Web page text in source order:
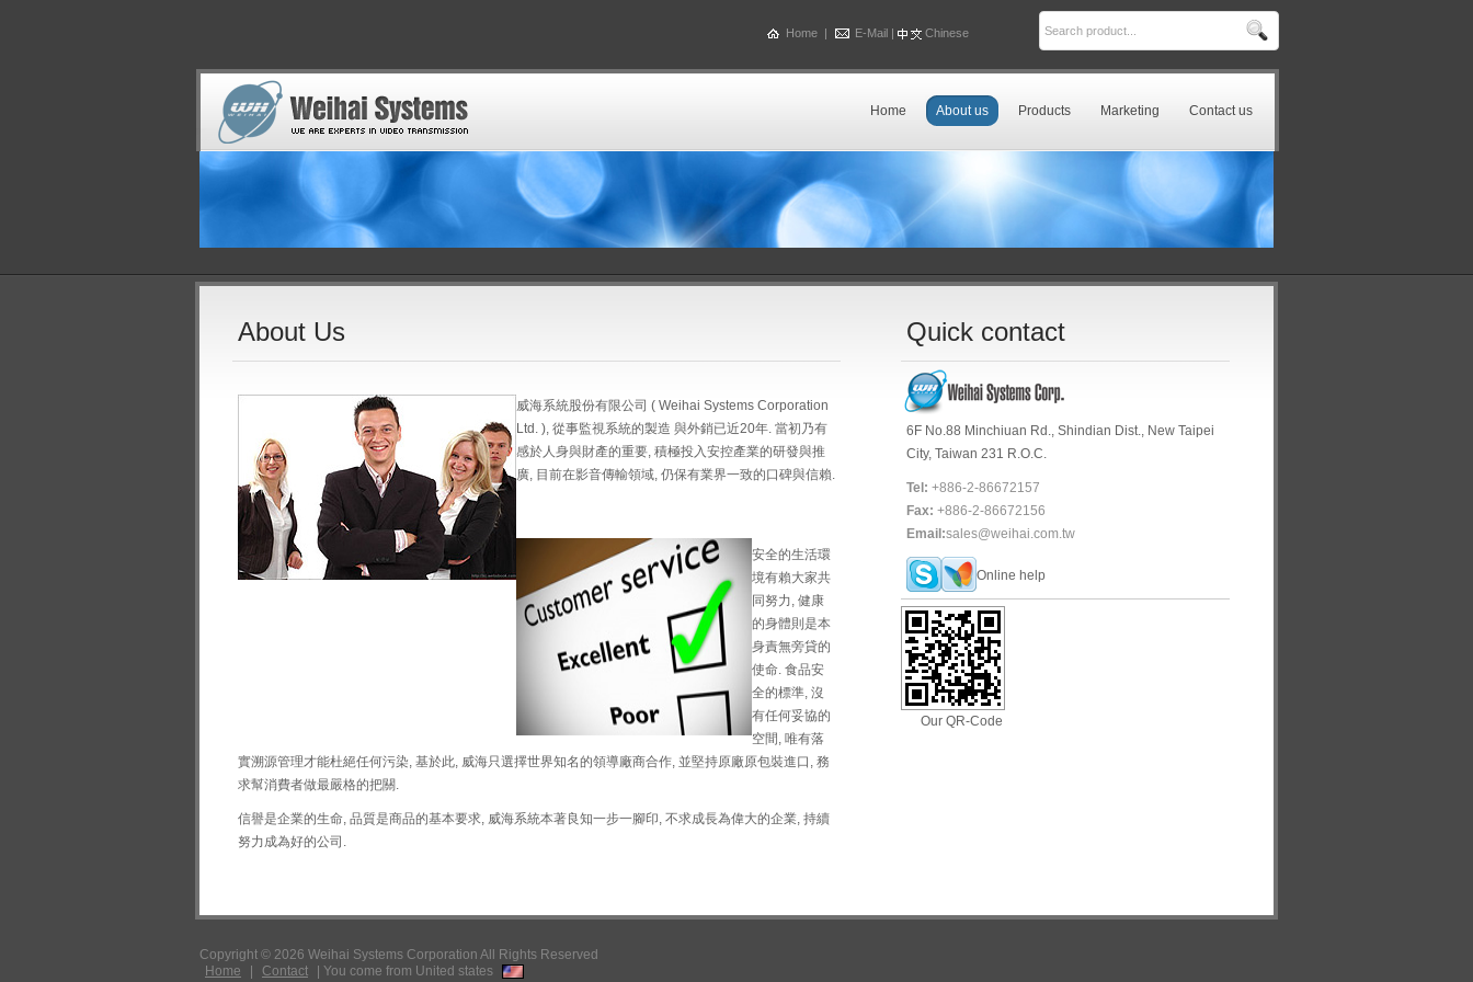
Home | E-Mail | Chinese
Home About us Products Marketing Contact us
About Us
威海系統股份有限公司 ( Weihai Systems Corporation
Ltd. ), 從事監視系統的製造 與外銷已近20年. 當初乃有
感於人身與財產的重要, 積極投入安控產業的研發與推
廣, 目前在影音傳輸領域, 仍保有業界一致的口碑與信賴.
安全的生活環
境有賴大家共
同努力, 健康
的身體則是本
身責無旁貸的
使命. 食品安
全的標準, 沒
有任何妥協的
空間, 唯有落
實溯源管理才能杜絕任何污染, 基於此, 威海只選擇世界知名的領導廠商合作, 並堅持原廠原包裝進口, 務
求幫消費者做最嚴格的把關.
信譽是企業的生命, 品質是商品的基本要求, 威海系統本著良知一步一腳印, 不求成長為偉大的企業, 持續
努力成為好的公司.
Quick contact
6F No.88 Minchiuan Rd., Shindian Dist., New Taipei
City, Taiwan 231 R.O.C.
Tel: +886-2-86672157
Fax: +886-2-86672156
Email:sales@weihai.com.tw
Online help
Our QR-Code
Copyright © 2026 Weihai Systems Corporation All Rights Reserved
Home
| Contact | You come from United states